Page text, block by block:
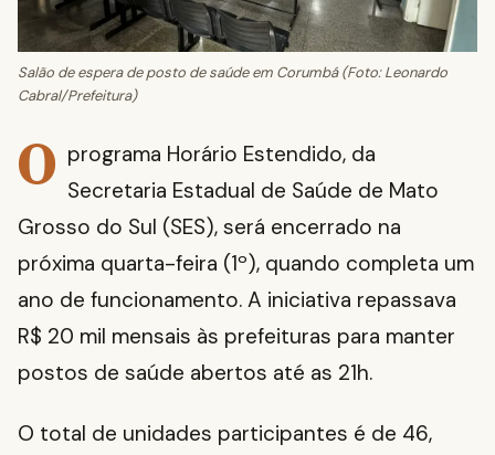
Salão de espera de posto de saúde em Corumbá (Foto: Leonardo
Cabral/Prefeitura)
O programa Horário Estendido, da
Secretaria Estadual de Saúde de Mato
Grosso do Sul (SES), será encerrado na
próxima quarta-feira (1º), quando completa um
ano de funcionamento. A iniciativa repassava
R$ 20 mil mensais às prefeituras para manter
postos de saúde abertos até as 21h.
O total de unidades participantes é de 46,